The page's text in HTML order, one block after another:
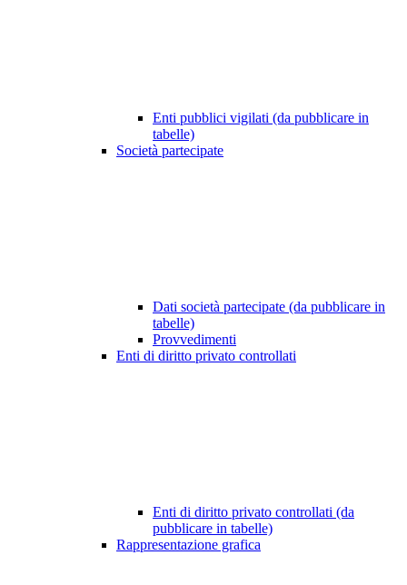
Enti pubblici vigilati (da pubblicare in
tabelle)
Società partecipate
Dati società partecipate (da pubblicare in
tabelle)
Provvedimenti
Enti di diritto privato controllati
Enti di diritto privato controllati (da
pubblicare in tabelle)
Rappresentazione grafica